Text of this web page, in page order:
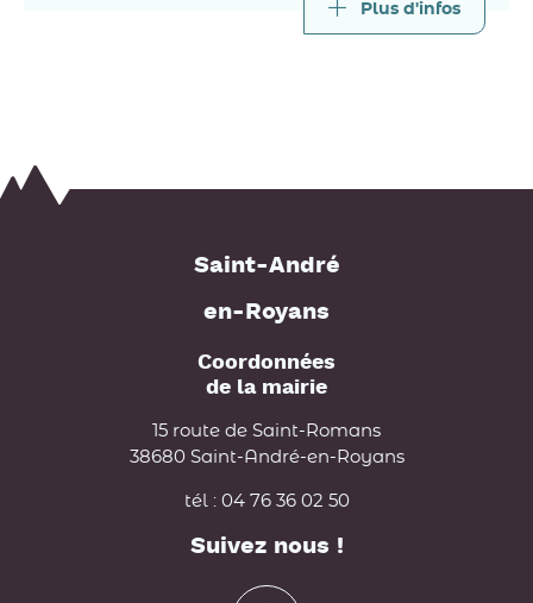
Plus d'infos
Saint-André
en-Royans
Coordonnées
de la mairie
15 route de Saint-Romans
38680 Saint-André-en-Royans
tél : 04 76 36 02 50
Suivez nous !